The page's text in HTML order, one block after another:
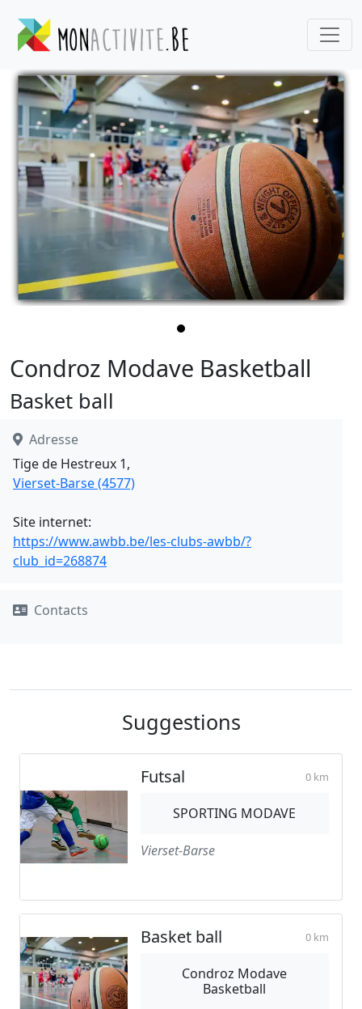
Condroz Modave Basketball
Basket ball
Adresse
Tige de Hestreux 1,
Vierset-Barse (4577)
Site internet:
https://www.awbb.be/les-clubs-awbb/?
club_id=268874
Contacts
Suggestions
Futsal 0 km
SPORTING MODAVE
Vierset-Barse
Basket ball 0 km
Condroz Modave
Basketball